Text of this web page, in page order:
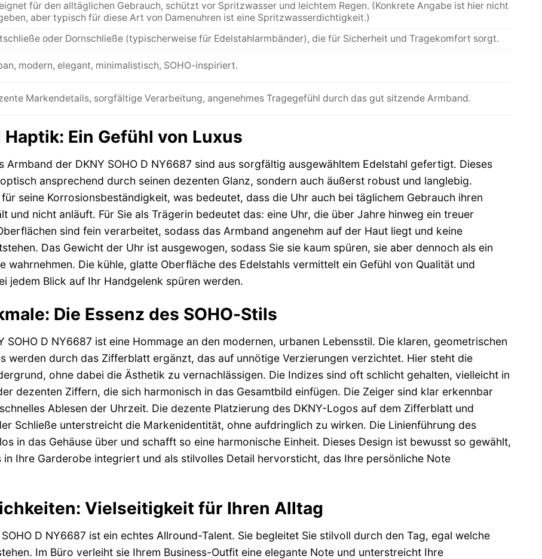
für den alltäglichen Gebrauch, schützt vor Spritzwasser und leichtem Regen. (Konkrete Angabe ist hier nicht
aber typisch für diese Art von Damenuhren ist eine Spritzwasserdichtigkeit.)
oder Dornschließe (typischerweise für Edelstahlarmbänder), die für Sicherheit und Tragekomfort sorgt.
modern, elegant, minimalistisch, SOHO-inspiriert.
Markendetails, sorgfältige Verarbeitung, angenehmes Tragegefühl durch das gut sitzende Armband.
Ein Gefühl von Luxus
Armband der DKNY SOHO D NY6687 sind aus sorgfältig ausgewähltem Edelstahl gefertigt. Dieses
ansprechend durch seinen dezenten Glanz, sondern auch äußerst robust und langlebig.
seine Korrosionsbeständigkeit, was bedeutet, dass die Uhr auch bei täglichem Gebrauch ihren
und nicht anläuft. Für Sie als Trägerin bedeutet das: eine Uhr, die über Jahre hinweg ein treuer
sind fein verarbeitet, sodass das Armband angenehm auf der Haut liegt und keine
Das Gewicht der Uhr ist ausgewogen, sodass Sie sie kaum spüren, sie aber dennoch als ein
wahrnehmen. Die kühle, glatte Oberfläche des Edelstahls vermittelt ein Gefühl von Qualität und
jedem Blick auf Ihr Handgelenk spüren werden.
Die Essenz des SOHO-Stils
SOHO D NY6687 ist eine Hommage an den modernen, urbanen Lebensstil. Die klaren, geometrischen
werden durch das Zifferblatt ergänzt, das auf unnötige Verzierungen verzichtet. Hier steht die
ohne dabei die Ästhetik zu vernachlässigen. Die Indizes sind oft schlicht gehalten, vielleicht in
dezenten Ziffern, die sich harmonisch in das Gesamtbild einfügen. Die Zeiger sind klar erkennbar
Ablesen der Uhrzeit. Die dezente Platzierung des DKNY-Logos auf dem Zifferblatt und
Schließe unterstreicht die Markenidentität, ohne aufdringlich zu wirken. Die Linienführung des
in das Gehäuse über und schafft so eine harmonische Einheit. Dieses Design ist bewusst so gewählt,
in Ihre Garderobe integriert und als stilvolles Detail hervorsticht, das Ihre persönliche Note
Vielseitigkeit für Ihren Alltag
D NY6687 ist ein echtes Allround-Talent. Sie begleitet Sie stilvoll durch den Tag, egal welche
Im Büro verleiht sie Ihrem Business-Outfit eine elegante Note und unterstreicht Ihre